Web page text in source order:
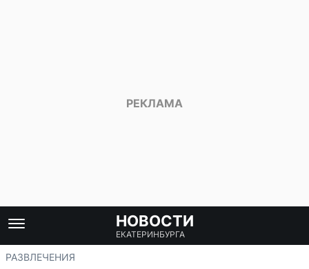
НОВОСТИ
ЕКАТЕРИНБУРГА
РАЗВЛЕЧЕНИЯ